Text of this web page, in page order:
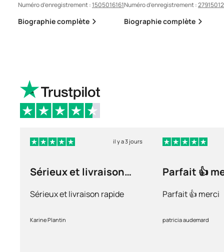
Numéro d’enregistrement :1505016161
Biographie complète
Numéro d’enregistrement :
Biographie complète
il y a 3 jours
Sérieux et livraison
Sérieux et livraison rapide
Karine Plantin
Parfait 👍
Parfait 👍 merci
patricia audemard